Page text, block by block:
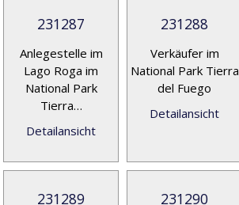
231287
Anlegestelle im
Lago Roga im
National Park
Tierra…
Detailansicht
231288
Verkäufer im
National Park Tierra
del Fuego
Detailansicht
231289 231290